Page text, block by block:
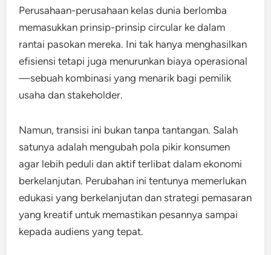
Perusahaan-perusahaan kelas dunia berlomba
memasukkan prinsip-prinsip circular ke dalam
rantai pasokan mereka. Ini tak hanya menghasilkan
efisiensi tetapi juga menurunkan biaya operasional
—sebuah kombinasi yang menarik bagi pemilik
usaha dan stakeholder.
Namun, transisi ini bukan tanpa tantangan. Salah
satunya adalah mengubah pola pikir konsumen
agar lebih peduli dan aktif terlibat dalam ekonomi
berkelanjutan. Perubahan ini tentunya memerlukan
edukasi yang berkelanjutan dan strategi pemasaran
yang kreatif untuk memastikan pesannya sampai
kepada audiens yang tepat.